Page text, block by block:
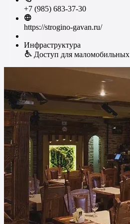
+7 (985) 683-37-30
https://strogino-gavan.ru/
Инфраструктура
Доступ для маломобильных